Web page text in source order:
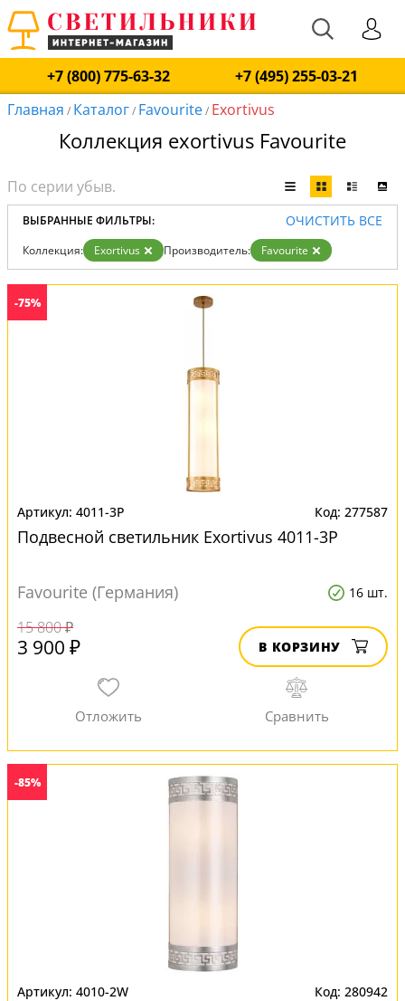
+7 (800) 775-63-32
+7 (495) 255-03-21
Главная / Каталог/ Favourite/ Exortivus
Коллекция exortivus Favourite
ВЫБРАННЫЕ ФИЛЬТРЫ: ОЧИСТИТЬ ВСЕ
Коллекция: Exortivus Производитель: Favourite
-75%
4011-3P 277587
Подвесной светильник Exortivus 4011-3P
Favourite (Германия) 16 шт.
15 800 ₽
3 900 ₽ В КОРЗИНУ
-85%
4010-2W 280942